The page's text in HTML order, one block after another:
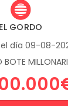
EL GORDO
día 09-08-
BOTE